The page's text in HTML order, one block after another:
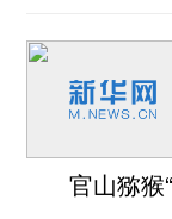
官山猕猴